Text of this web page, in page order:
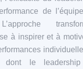
de
L’approche
à inspirer et à
le leadership